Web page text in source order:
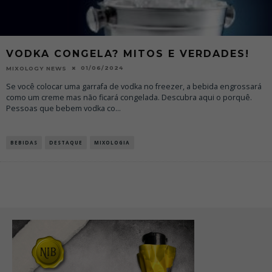
VODKA CONGELA? MITOS E VERDADES!
MIXOLOGY NEWS 01/06/2024
Se você colocar uma garrafa de vodka no freezer, a bebida engrossará
como um creme mas não ficará congelada. Descubra aqui o porquê.
Pessoas que bebem vodka co...
BEBIDAS DESTAQUE MIXOLOGIA